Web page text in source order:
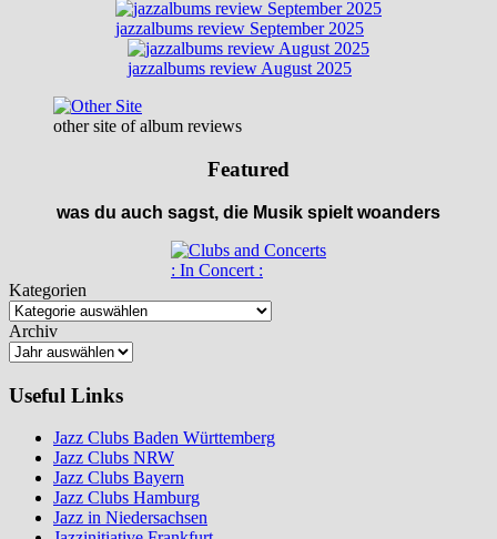
jazzalbums review September 2025
jazzalbums review August 2025
other site of album reviews
Featured
was du auch sagst, die Musik spielt woanders
: In Concert :
Kategorien
Archiv
Useful Links
Jazz Clubs Baden Württemberg
Jazz Clubs NRW
Jazz Clubs Bayern
Jazz Clubs Hamburg
Jazz in Niedersachsen